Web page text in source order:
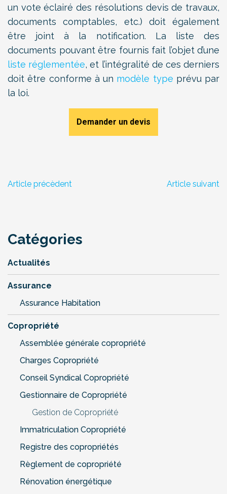
un vote éclairé des résolutions devis de travaux,
documents comptables, etc.) doit également
être joint à la notification. La liste des
documents pouvant être fournis fait l’objet d’une
liste réglementée, et l’intégralité de ces derniers
doit être conforme à un modèle type prévu par
la loi.
Demander un devis
Article précèdent Article suivant
Catégories
Actualités
Assurance
Assurance Habitation
Copropriété
Assemblée générale copropriété
Charges Copropriété
Conseil Syndical Copropriété
Gestionnaire de Copropriété
Gestion de Copropriété
Immatriculation Copropriété
Registre des copropriétés
Règlement de copropriété
Rénovation énergétique